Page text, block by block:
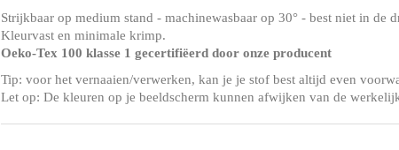
Strijkbaar op medium stand - machinewasbaar op 30° - best niet in de
Kleurvast en minimale krimp.
Oeko-Tex 100 klasse 1 gecertifiëerd door onze producent
Tip: voor het vernaaien/verwerken, kan je je stof best altijd even
Let op: De kleuren op je beeldscherm kunnen afwijken van de